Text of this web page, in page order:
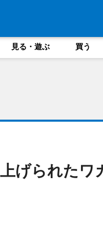
見る・遊ぶ 買う
げられたワ